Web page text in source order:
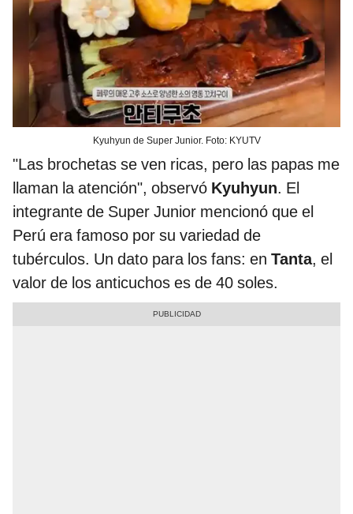
Kyuhyun de Super Junior. Foto: KYUTV
"Las brochetas se ven ricas, pero las papas me
llaman la atención", observó Kyuhyun. El
integrante de Super Junior mencionó que el
Perú era famoso por su variedad de
tubérculos. Un dato para los fans: en Tanta, el
valor de los anticuchos es de 40 soles.